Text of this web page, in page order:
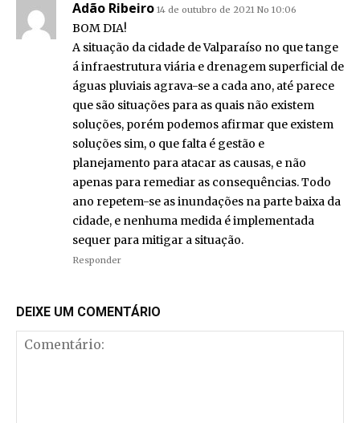
Adão Ribeiro 14 de outubro de 2021 No 10:06
BOM DIA!
A situação da cidade de Valparaíso no que tange
á infraestrutura viária e drenagem superficial de
águas pluviais agrava-se a cada ano, até parece
que são situações para as quais não existem
soluções, porém podemos afirmar que existem
soluções sim, o que falta é gestão e
planejamento para atacar as causas, e não
apenas para remediar as consequências. Todo
ano repetem-se as inundações na parte baixa da
cidade, e nenhuma medida é implementada
sequer para mitigar a situação.
Responder
DEIXE UM COMENTÁRIO